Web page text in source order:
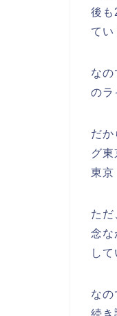
後も
てい
なの
のラ
だか
グ東
東京
ただ
念な
し
なの